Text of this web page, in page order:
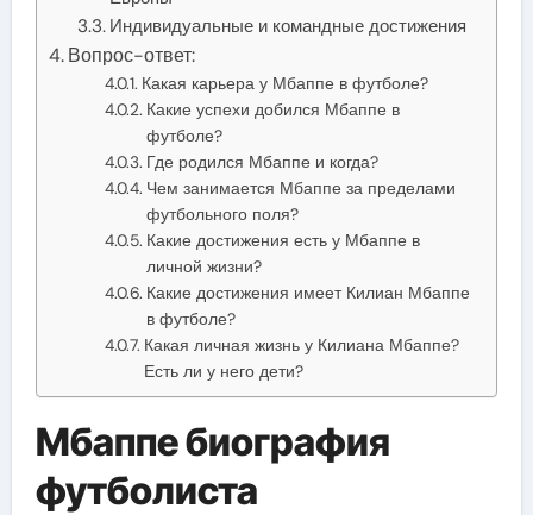
Индивидуальные и командные достижения
Вопрос-ответ:
Какая карьера у Мбаппе в футболе?
Какие успехи добился Мбаппе в
футболе?
Где родился Мбаппе и когда?
Чем занимается Мбаппе за пределами
футбольного поля?
Какие достижения есть у Мбаппе в
личной жизни?
Какие достижения имеет Килиан Мбаппе
в футболе?
Какая личная жизнь у Килиана Мбаппе?
Есть ли у него дети?
Мбаппе биография
футболиста